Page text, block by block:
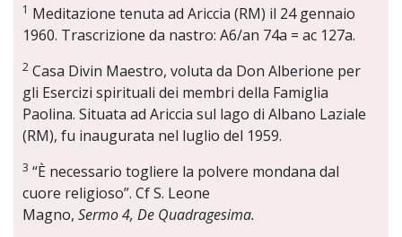
1 Meditazione tenuta ad Ariccia (RM) il 24 gennaio
1960. Trascrizione da nastro: A6/an 74a = ac 127a.
2 Casa Divin Maestro, voluta da Don Alberione per
gli Esercizi spirituali dei membri della Famiglia
Paolina. Situata ad Ariccia sul lago di Albano Laziale
(RM), fu inaugurata nel luglio del 1959.
3 “È necessario togliere la polvere mondana dal
cuore religioso”. Cf S. Leone
Magno, Sermo 4, De Quadragesima.